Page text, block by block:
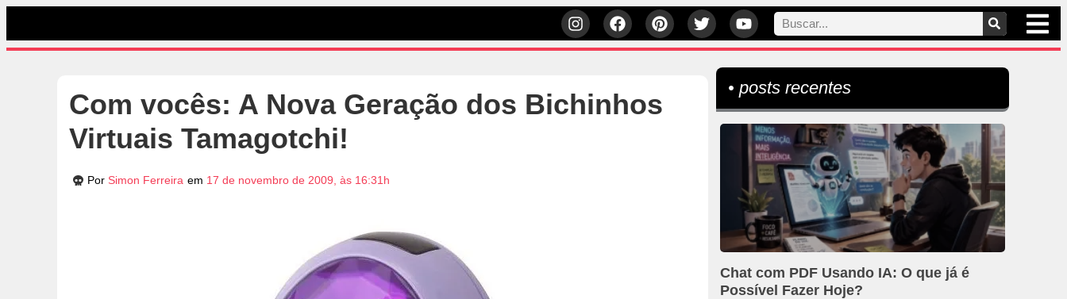
Com vocês: A Nova Geração dos Bichinhos
Virtuais Tamagotchi!
Por Simon Ferreira em 17 de novembro de 2009, às 16:31h
• posts recentes
Chat com PDF Usando IA: O que já é
Possível Fazer Hoje?